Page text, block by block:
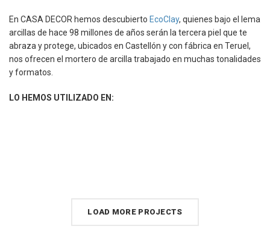
En CASA DECOR hemos descubierto EcoClay, quienes bajo el lema
arcillas de hace 98 millones de años serán la tercera piel que te
abraza y protege, ubicados en Castellón y con fábrica en Teruel,
nos ofrecen el mortero de arcilla trabajado en muchas tonalidades
y formatos.
LO HEMOS UTILIZADO EN:
LOAD MORE PROJECTS